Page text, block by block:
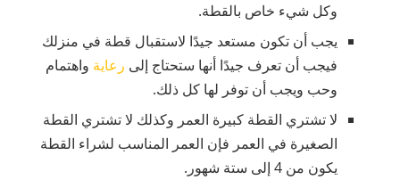
وكل شيء خاص بالقطة.
يجب أن تكون مستعد جيدًا لاستقبال قطة في منزلك
فيجب أن تعرف جيدًا أنها ستحتاج إلى رعاية واهتمام
وحب ويجب أن توفر لها كل ذلك.
لا تشتري القطة كبيرة العمر وكذلك لا تشتري القطة
الصغيرة في العمر فإن العمر المناسب لشراء القطة
يكون من 4 إلى ستة شهور.